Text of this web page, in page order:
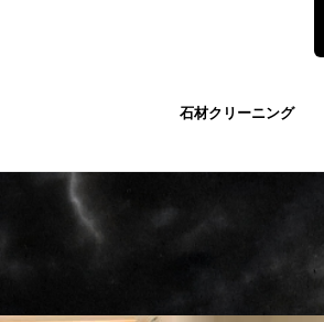
石材クリーニング